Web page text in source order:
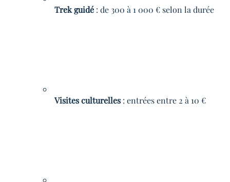
Trek guidé: de 300 à 1 000 € selon la durée
Visites culturelles: entrées entre 2 à 10 €